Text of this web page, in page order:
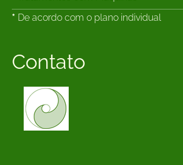
* De acordo com o plano individual
Contato